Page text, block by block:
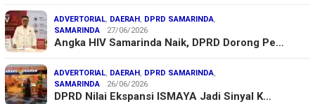
ADVERTORIAL, DAERAH , DPRD SAMARINDA,
SAMARINDA
27/06/2026
Angka HIV Samarinda Naik, DPRD Dorong Pe…
ADVERTORIAL, DAERAH , DPRD SAMARINDA,
SAMARINDA
26/06/2026
DPRD Nilai Ekspansi ISMAYA Jadi Sinyal K…